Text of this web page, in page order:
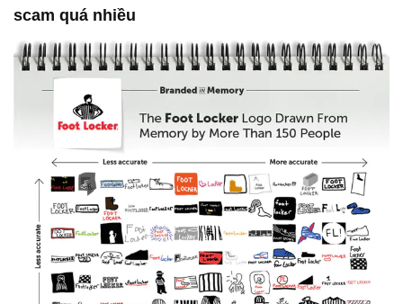
scam quá nhiều